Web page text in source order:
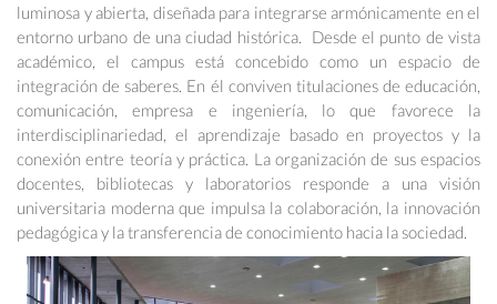
luminosa y abierta, diseñada para integrarse armónicamente en el
entorno urbano de una ciudad histórica. Desde el punto de vista
académico, el campus está concebido como un espacio de
integración de saberes. En él conviven titulaciones de educación,
comunicación, empresa e ingeniería, lo que favorece la
interdisciplinariedad, el aprendizaje basado en proyectos y la
conexión entre teoría y práctica. La organización de sus espacios
docentes, bibliotecas y laboratorios responde a una visión
universitaria moderna que impulsa la colaboración, la innovación
pedagógica y la transferencia de conocimiento hacia la sociedad.